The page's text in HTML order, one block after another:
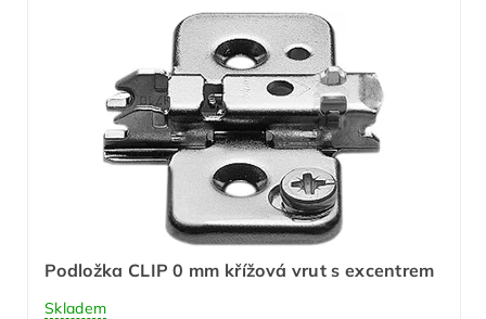
Podložka CLIP 0 mm křížová vrut s excentrem
Skladem